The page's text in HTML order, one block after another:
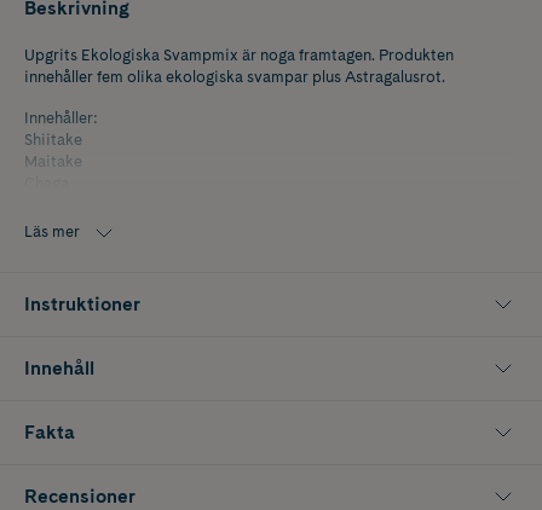
Beskrivning
Upgrits Ekologiska Svampmix är noga framtagen. Produkten
innehåller fem olika ekologiska svampar plus Astragalusrot.
Innehåller:
Shiitake
Maitake
Lion's Mane
Läs mer
Instruktioner
Innehåll
Fakta
Recensioner